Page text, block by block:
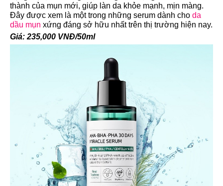
thành của mụn mới, giúp làn da khỏe mạnh, mịn màng.
Đây được xem là một trong những serum dành cho da
dầu mụn xứng đáng sở hữu nhất trên thị trường hiện nay.
Giá: 235,000 VNĐ/50ml